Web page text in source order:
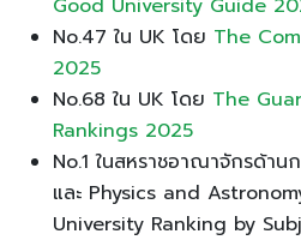
Good University Guide
No.47 ใน UK โดย The
2025
No.68 ใน UK โดย The
Rankings 2025
No.1 ในสหราชอาณาจักรด้าน
และ Physics and
University Ranking by